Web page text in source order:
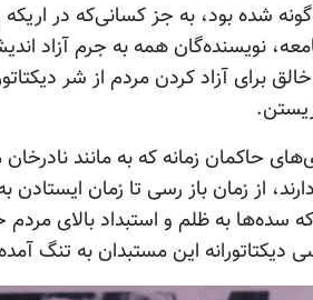
شده بود، به جز کسانی‌که در
نویسنده‌گان همه به جرم آزاد
برای آزاد کردن مردم از شر
حاکمان زمانه که به مانند
از زمان باز رسی تا زمان
سده‌ها به ظلم و استبداد بالای
این مستبدان به تنگ